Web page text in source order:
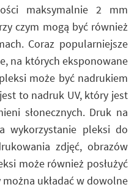
maksymalnie 2 mm
czym mogą być również
Coraz popularniejsze
na których eksponowane
może być nadrukiem
to nadruk UV, który jest
słonecznych. Druk na
wykorzystanie pleksi do
zdjęć, obrazów
może również posłużyć
układać w dowolne